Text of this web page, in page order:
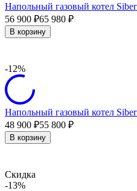
Напольный газовый котел
56 900 ₽65 980 ₽
В корзину
-12%
Напольный газовый котел
48 900 ₽55 800 ₽
В корзину
Скидка
-13%